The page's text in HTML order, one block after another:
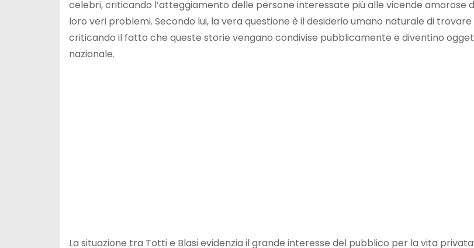
celebri, criticando l’atteggiamento delle persone interessate più alle vicende amorose
loro veri problemi. Secondo lui, la vera questione è il desiderio umano naturale di
criticando il fatto che queste storie vengano condivise pubblicamente e diventino
nazionale.
La situazione tra Totti e Blasi evidenzia il grande interesse del pubblico per la vita